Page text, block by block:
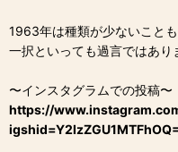
1963年は種類が少ないことも
一択といっても過言ではあり
〜インスタグラムでの投稿〜
https://